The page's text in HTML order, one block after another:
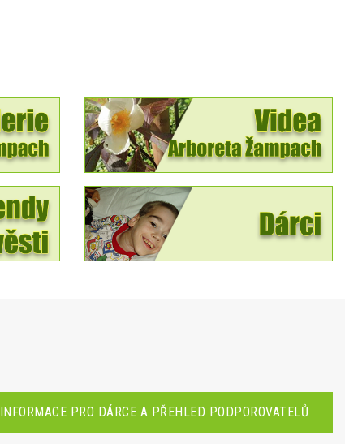
INFORMACE PRO DÁRCE A PŘEHLED PODPOROVATELŮ